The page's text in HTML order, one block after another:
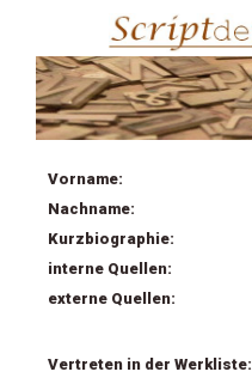
Vorname:
Nachname:
Kurzbiographie:
interne Quellen:
externe Quellen:
Vertreten in der Werkliste: